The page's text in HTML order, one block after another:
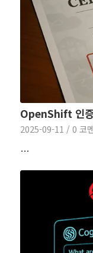
OpenShift 인증
2025-09-11 / 0 코
…